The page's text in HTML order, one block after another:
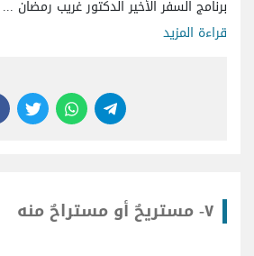
برنامج السفر الأخير الدكتور غريب رمضان ...
قراءة المزيد
٧- مستريحٌ أو مستراحٌ منه